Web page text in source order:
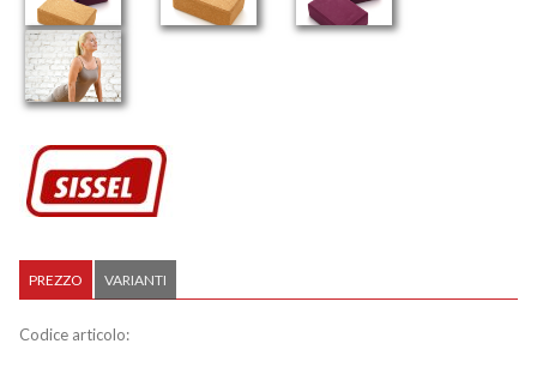
PREZZO VARIANTI
Codice articolo: